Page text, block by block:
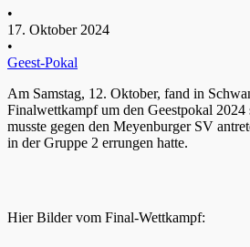
•
17. Oktober 2024
•
Geest-Pokal
Am Samstag, 12. Oktober, fand in
Finalwettkampf um den Geestpokal 2024
musste gegen den Meyenburger SV
in der Gruppe 2 errungen hatte.
Hier Bilder vom Final-Wettkampf: